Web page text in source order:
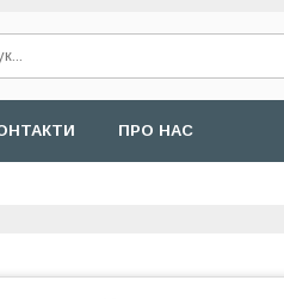
ПРО НАС